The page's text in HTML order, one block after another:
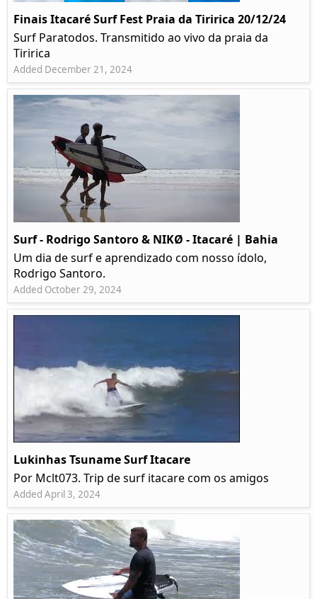
Finais Itacaré Surf Fest Praia da Tiririca 20/12/24
Surf Paratodos. Transmitido ao vivo da praia da
Tiririca
Added December 21, 2024
Surf - Rodrigo Santoro & NIKØ - Itacaré | Bahia
Um dia de surf e aprendizado com nosso ídolo,
Rodrigo Santoro.
Added October 29, 2024
Lukinhas Tsuname Surf Itacare
Por Mclt073. Trip de surf itacare com os amigos
Added April 3, 2024